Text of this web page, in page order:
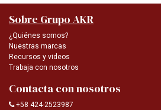
Sobre Grupo AKR
¿Quiénes somos?
Nuestras marcas
Recursos y videos
Trabaja con nosotros
Contacta con nosotros
+58 424-2523987